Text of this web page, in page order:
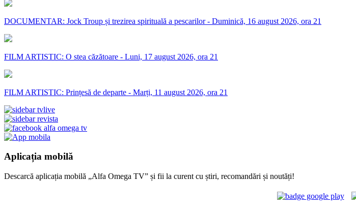
DOCUMENTAR: Jock Troup și trezirea spirituală a pescarilor - Duminică, 16 august 2026, ora 21
FILM ARTISTIC: O stea căzătoare - Luni, 17 august 2026, ora 21
FILM ARTISTIC: Prințesă de departe - Marți, 11 august 2026, ora 21
Aplicația mobilă
Descarcă aplicația mobilă „Alfa Omega TV” și fii la curent cu știri, recomandări și noutăți!